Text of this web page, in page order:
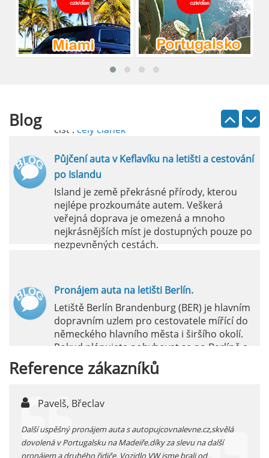
Blog
číst :celý článek
Pronájem auta na letišti Lefkada: Kompletní
průvodce
Půjčení auta na letišti Lefkada je skvělý
číst : celý článek
Půjčení auta v Keflavíku na letišti a cestování
po Islandu
Island je země překrásné přírody, kterou
nejlépe prozkoumáte autem. Veškerá
veřejná doprava je omezená a mnoho
nejkrásnějších míst je dostupných pouze po
nezpevněných cestách.
Pronájem auta na letišti Berlín.
Letiště Berlín Brandenburg (BER) je hlavním
dopravním uzlem pro cestovatele mířící do
německého hlavního města i širšího okolí.
Pokud plánujete pohybovat se po Berlíně a
okolních regionech bez omezení, pronájem
auta přímo na letišti je ideální volbou.
Letiště Marseille, oficiálně známé jako
mezinárodní letiště Marseille-Provence, je
Reference zákazníků
Pavelš, Břeclav
Další uspěšný pronájem auta s autopujcovnalevne.cz,skvělá
dovolená v Portugalsku na Madeiře.díky za slevu na další
pronájem a druhého řidiče. Vozidlo VW jsme brali od